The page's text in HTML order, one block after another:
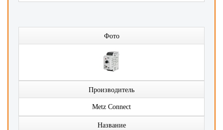
Фото
Производитель
Metz Connect
Название